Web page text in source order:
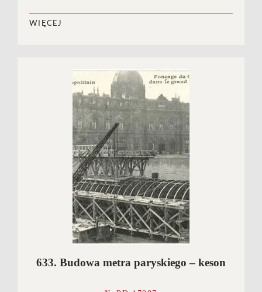
WIĘCEJ
633. Budowa metra paryskiego – keson